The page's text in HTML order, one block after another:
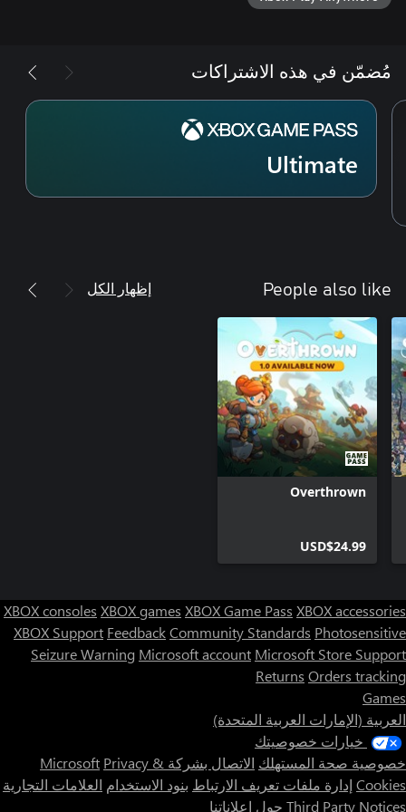
مُضمّن في هذه الاشتراكات
Ultimate
People also like إظهار الكل
Overthrown
USD$24.99
XBOX consoles XBOX games XBOX Game Pass XBOX accessories
XBOX Support FeedbackCommunity Standards Photosensitive
Seizure Warning Microsoft account Microsoft Store Support
Returns Orders tracking
Games
العربية (الإمارات العربية المتحدة)
خيارات خصوصيتك
خصوصية صحة المستهلك الاتصال بشركة Microsoft Privacy &
Cookies إدارة ملفات تعريف الارتباط بنود الاستخدام العلامات التجارية
Third Party Notices حول إعلاناتنا